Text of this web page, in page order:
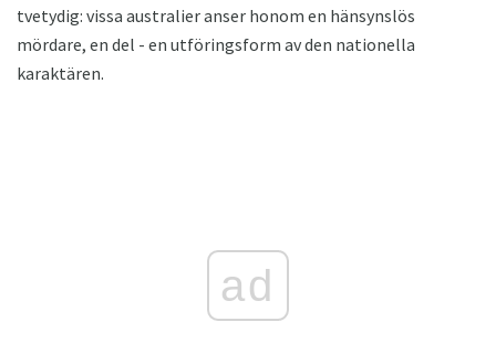
tvetydig: vissa australier anser honom en hänsynslös
mördare, en del - en utföringsform av den nationella
karaktären.
ad